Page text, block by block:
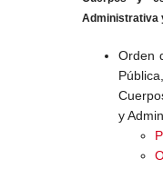
Administrativa
Orden
y